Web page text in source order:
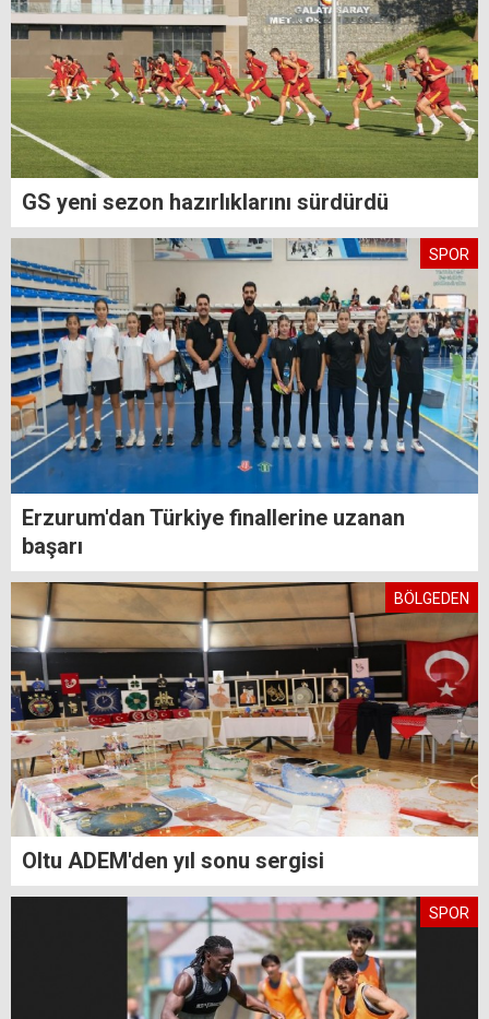
GS yeni sezon hazırlıklarını sürdürdü
SPOR
Erzurum'dan Türkiye finallerine uzanan
başarı
BÖLGEDEN
Oltu ADEM'den yıl sonu sergisi
SPOR